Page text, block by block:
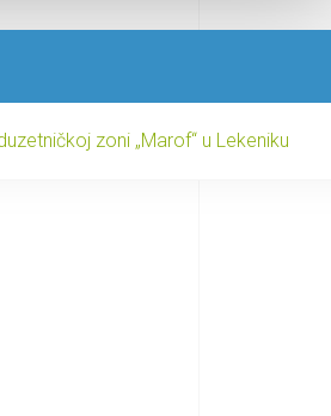
zoni „Marof“ u Lekeniku